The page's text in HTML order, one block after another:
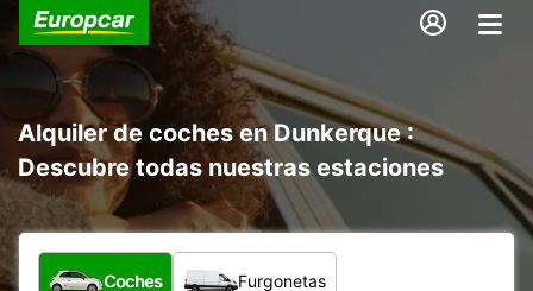
Alquiler de coches en Dunkerque :
Descubre todas nuestras estaciones
¿Qué tipo de vehículo?
Coches Furgonetas